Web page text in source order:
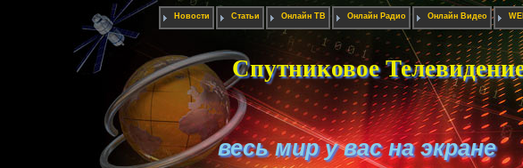
Новости Статьи Онлайн ТВ Онлайн Радио Онлайн Видео
Спутниковое
весь мир у вас на экране